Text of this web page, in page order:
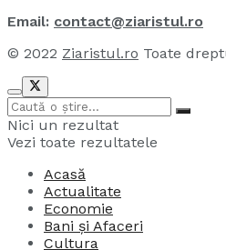
Email: contact@ziaristul.ro
© 2022 Ziaristul.ro Toate
Nici un rezultat
Vezi toate rezultatele
Acasă
Actualitate
Economie
Bani și Afaceri
Cultura